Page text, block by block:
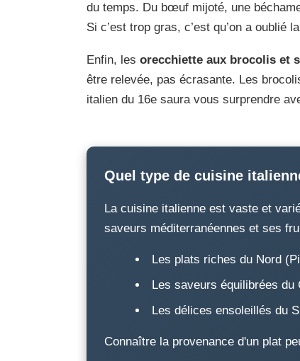
du temps. Du bœuf mijoté, une
Si c’est trop gras, c’est qu’on a oublié
Enfin, les orecchiette aux brocolis et
être relevée, pas écrasante. Les
italien du 16e saura vous surprendre
Quel type de cuisine
La cuisine italienne est vaste et
saveurs méditerranéennes et ses
Les plats riches du Nord
Les saveurs équilibrées
Les délices ensoleillés du
Connaître la provenance d'un plat